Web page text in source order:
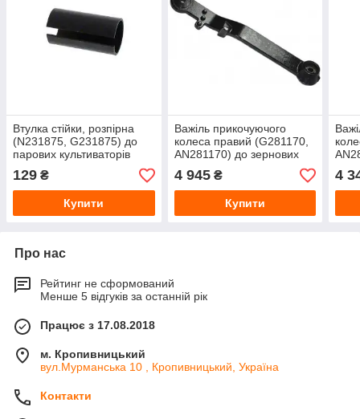
Втулка стійки, розпірна
(N231875, G231875) до
парових культиваторів
John Deere від Greenly
129 ₴
Купити
Важіль прикочуючого
колеса правий (G281170,
AN281170) до зернових
сівалок John Deere від
Greenly
4 945₴
Купити
4
Про нас
Рейтинг не сформований
Менше 5 відгуків за останній рік
Працює з 17.08.2018
м. Кропивницький
вул.Мурманська 10 , Кропивницький, Україна
Контакти